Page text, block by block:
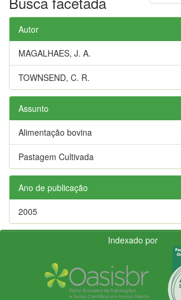
Autor
MAGALHAES, J. A.
TOWNSEND, C. R.
Assunto
Alimentação bovina
Pastagem Cultivada
Ano de publicação
2005
Indexado por